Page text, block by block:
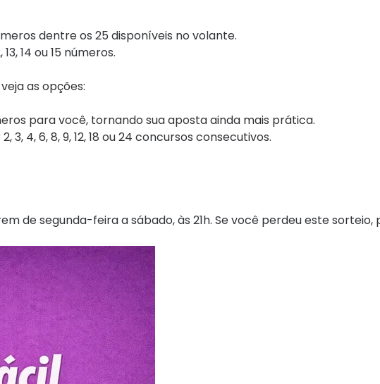
dentre os 25 disponíveis no volante.
14 ou 15 números.
as opções:
para você, tornando sua aposta ainda mais prática.
4, 6, 8, 9, 12, 18 ou 24 concursos consecutivos.
de segunda-feira a sábado, às 21h. Se você perdeu este sorteio,